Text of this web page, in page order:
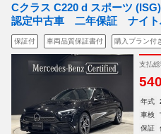
Cクラス C220 d スポーツ
認定中古車 二年保証 ナイト
保証付 車両品質保証書付 購入プラン付
支払
540
年式
車検
保証